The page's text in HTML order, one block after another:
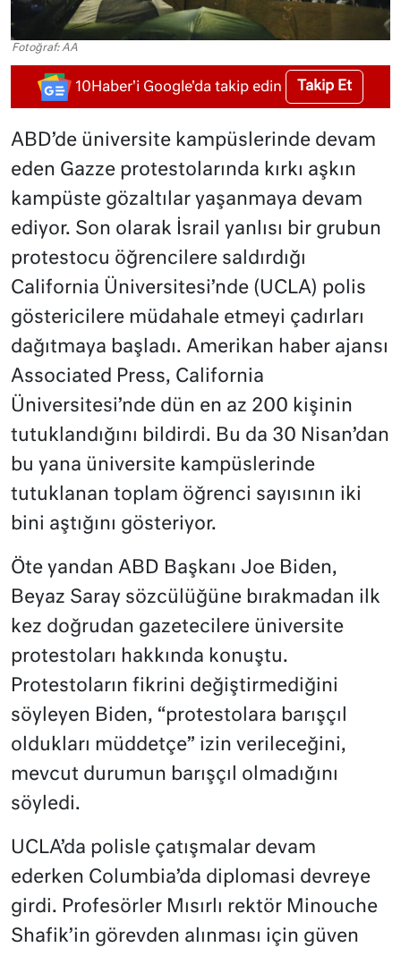
Fotoğraf: AA
10Haber'i Google'da takip edin Takip Et
ABD’de üniversite kampüslerinde devam
eden Gazze protestolarında kırkı aşkın
kampüste gözaltılar yaşanmaya devam
ediyor. Son olarak İsrail yanlısı bir grubun
protestocu öğrencilere saldırdığı
California Üniversitesi’nde (UCLA) polis
göstericilere müdahale etmeyi çadırları
dağıtmaya başladı. Amerikan haber ajansı
Associated Press, California
Üniversitesi’nde dün en az 200 kişinin
tutuklandığını bildirdi. Bu da 30 Nisan’dan
bu yana üniversite kampüslerinde
tutuklanan toplam öğrenci sayısının iki
bini aştığını gösteriyor.
Öte yandan ABD Başkanı Joe Biden,
Beyaz Saray sözcülüğüne bırakmadan ilk
kez doğrudan gazetecilere üniversite
protestoları hakkında konuştu.
Protestoların fikrini değiştirmediğini
söyleyen Biden, “protestolara barışçıl
oldukları müddetçe” izin verileceğini,
mevcut durumun barışçıl olmadığını
söyledi.
UCLA’da polisle çatışmalar devam
ederken Columbia’da diplomasi devreye
girdi. Profesörler Mısırlı rektör Minouche
Shafik’in görevden alınması için güven